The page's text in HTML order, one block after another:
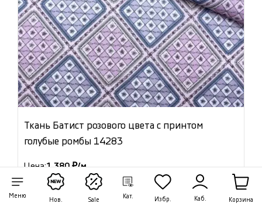
Меню
Нов. Sale
Кат. Избр. Каб. Корзина
Ткань Батист розового цвета с принтом
голубые ромбы 14283
Цена:1 380 ₽/м
Артикул: 14283
В наличии 14.05 м